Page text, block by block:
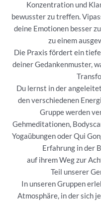
Konzentration und
bewusster zu treffen.
deine Emotionen besser
zu einem
Die Praxis fördert ein
deiner Gedankenmuster,
Du lernst in der
den verschiedenen
Gruppe werden
Gehmeditationen,
Yogaübungen oder Qui
Erfahrung in der
auf ihrem Weg zur
Teil unserer
In unseren Gruppen
Atmosphäre, in der sich